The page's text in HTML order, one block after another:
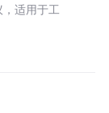
，适用于工